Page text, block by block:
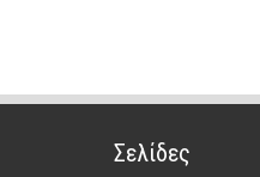
Σελίδες